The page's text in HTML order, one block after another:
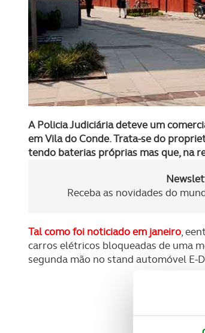
A Policia Judiciária deteve um
em Vila do Conde. Trata-se do
tendo baterias próprias mas que, na
Receba as novidades do
Tal como foi noticiado em janeiro,
carros elétricos bloqueadas de uma
segunda mão no stand automóvel E-